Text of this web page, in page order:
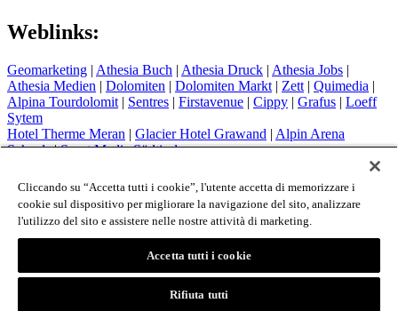
Weblinks:
Geomarketing | Athesia Buch | Athesia Druck | Athesia Jobs |
Athesia Medien | Dolomiten | Dolomiten Markt | Zett | Quimedia |
Alpina Tourdolomit | Sentres | Firstavenue | Cippy | Grafus | Loeff
Sytem
Hotel Therme Meran | Glacier Hotel Grawand | Alpin Arena
Schnals|Sport Media Südtirol
Colophon
Privacy Policy
Cookie Policy
Login
© 2026 - Athesia Buch GmbH / Athesia Tappeiner Verlag -
Cliccando su “Accetta tutti i cookie”, l'utente accetta di memorizzare i
cookie sul dispositivo per migliorare la navigazione del sito, analizzare
l'utilizzo del sito e assistere nelle nostre attività di marketing.
Accetta tutti i cookie
Rifiuta tutti